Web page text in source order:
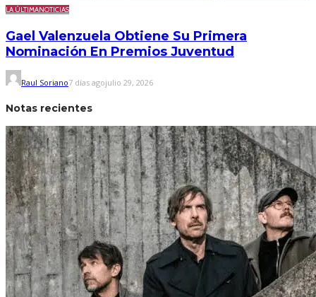
LA ÚLTIMANOTICIAS
Gael Valenzuela Obtiene Su Primera
Nominación En Premios Juventud
Raul Soriano7 días agojulio 29, 2026
Notas recientes